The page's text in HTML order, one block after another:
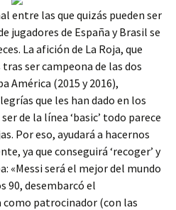
entre las que quizás pueden ser
jugadores de España y Brasil se
La afición de La Roja, que
ser campeona de las dos
América (2015 y 2016),
que les han dado en los
de la línea ‘basic’ todo parece
Por eso, ayudará a hacernos
ya que conseguirá ‘recoger’ y
«Messi será el mejor del mundo
90, desembarcó el
patrocinador (con las